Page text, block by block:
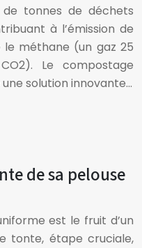
de tonnes de déchets
à l’émission de
méthane (un gaz 25
Le compostage
solution innovante…
de sa pelouse
est le fruit d’un
tonte, étape cruciale,